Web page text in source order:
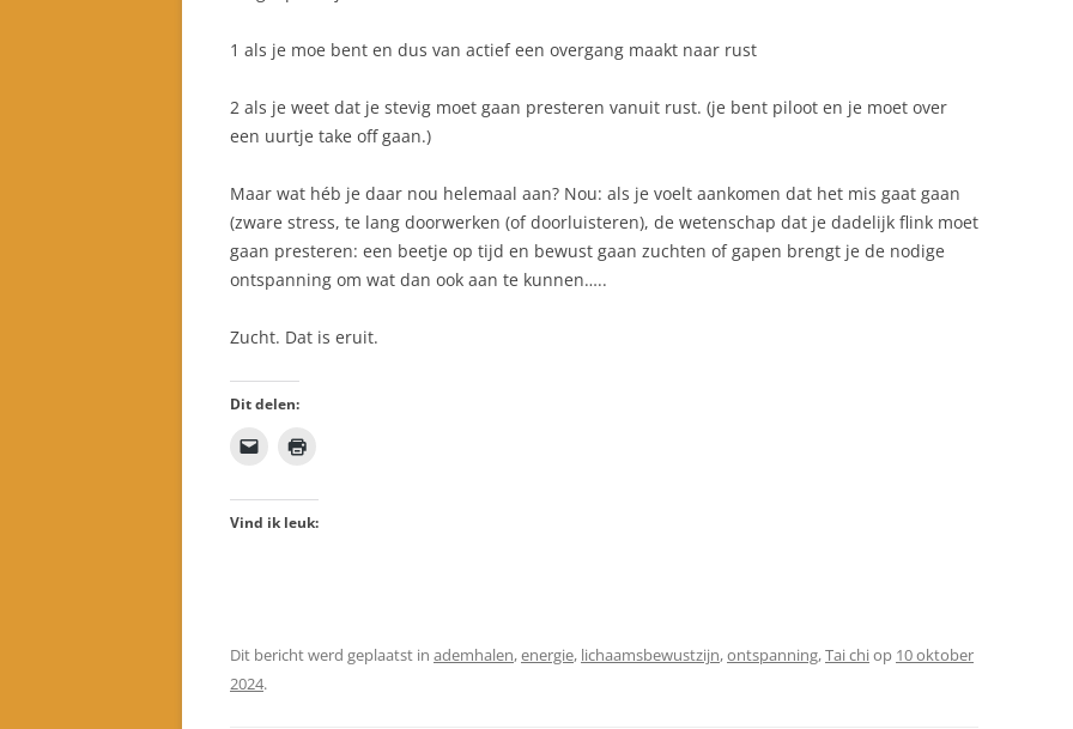
1 als je moe bent en dus van actief een overgang maakt naar rust
2 als je weet dat je stevig moet gaan presteren vanuit rust. (je bent piloot en je moet over
een uurtje take off gaan.)
Maar wat héb je daar nou helemaal aan? Nou: als je voelt aankomen dat het mis gaat gaan
(zware stress, te lang doorwerken (of doorluisteren), de wetenschap dat je dadelijk flink moet
gaan presteren: een beetje op tijd en bewust gaan zuchten of gapen brengt je de nodige
ontspanning om wat dan ook aan te kunnen…..
Zucht. Dat is eruit.
Dit delen:
Vind ik leuk:
Dit bericht werd geplaatst in ademhalen,energie, lichaamsbewustzijn,ontspanning,Tai chiop 10 oktober
2024.